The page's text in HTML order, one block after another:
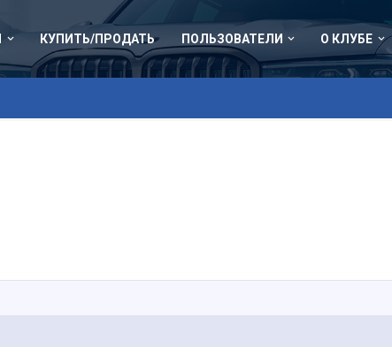
КУПИТЬ/ПРОДАТЬ ПОЛЬЗОВАТЕЛИ О КЛУБЕ